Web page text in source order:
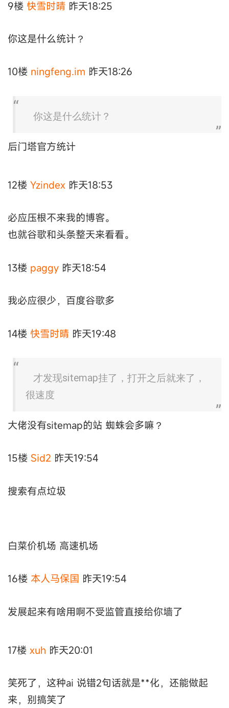
9楼 快雪时晴 昨天18:25
你这是什么统计？
10楼 ningfeng.im 昨天18:26
你这是什么统计？
后门塔官方统计
12楼 Yzindex 昨天18:53
必应压根不来我的博客。
也就谷歌和头条整天来看看。
13楼 paggy 昨天18:54
我必应很少，百度谷歌多
14楼 快雪时晴 昨天19:48
才发现sitemap挂了，打开之后就来了，
很速度
大佬没有sitemap的站 蜘蛛会多嘛？
15楼 Sid2 昨天19:54
搜索有点垃圾
白菜价机场 高速机场
16楼 本人马保国 昨天19:54
发展起来有啥用啊不受监管直接给你墙了
17楼 xuh 昨天20:01
笑死了，这种ai 说错2句话就是**化，还能做起
来，别搞笑了